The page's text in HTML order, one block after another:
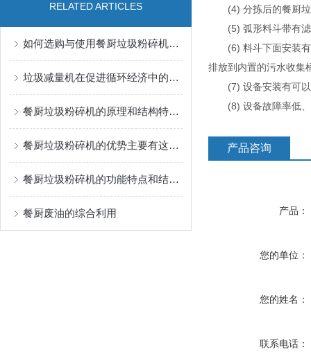
RELATED ARTICLES
如何选购与使用餐厨垃圾粉碎机的指南与技巧
垃圾减量机在促进循环经济中的作用与意义
餐厨垃圾粉碎机的原理和结构特点是怎样的？
餐厨垃圾粉碎机的优势主要有这几点
餐厨垃圾粉碎机的功能特点和结构特性说明
餐厨废油的综合利用
(4) 分拣后的餐厨垃
(5) 弧形料斗带有滤
(6) 料斗下面安装有
排放到内置的污水收集
(7) 设备安装有可以
(8) 设备故障率低、
产品咨询
产品：
您的单位：
您的姓名：
联系电话：